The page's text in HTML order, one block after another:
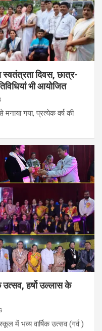
स्वतंत्रता दिवस, छात्र-
भी आयोजित
गया, प्रत्येक वर्ष की
उत्सव, हर्षो उल्लास के
में भव्य वार्षिक उत्सव (गर्व )